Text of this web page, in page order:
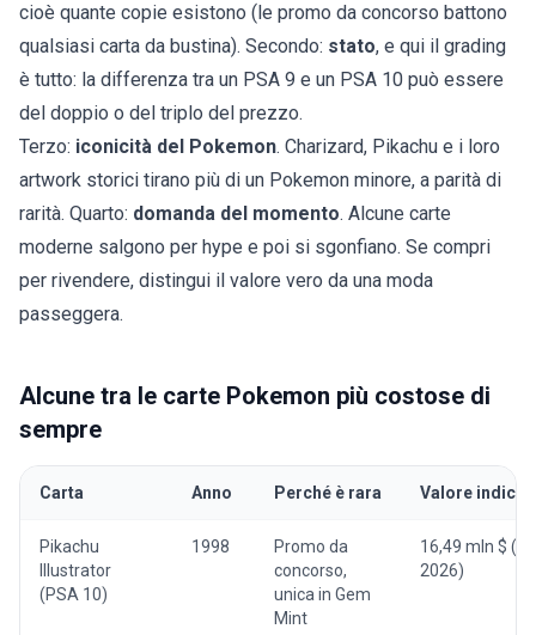
cioè quante copie esistono (le promo da concorso battono
qualsiasi carta da bustina). Secondo: stato, e qui il grading
è tutto: la differenza tra un PSA 9 e un PSA 10 può essere
del doppio o del triplo del prezzo.
Terzo: iconicità del Pokemon. Charizard, Pikachu e i loro
artwork storici tirano più di un Pokemon minore, a parità di
rarità. Quarto: domanda del momento. Alcune carte
moderne salgono per hype e poi si sgonfiano. Se compri
per rivendere, distingui il valore vero da una moda
passeggera.
Alcune tra le carte Pokemon più costose di
sempre
Carta Anno Perché è rara Valore
Pikachu
Illustrator
(PSA 10)
1998
Promo da
concorso,
unica in Gem
Mint
16,49 mln $
2026)